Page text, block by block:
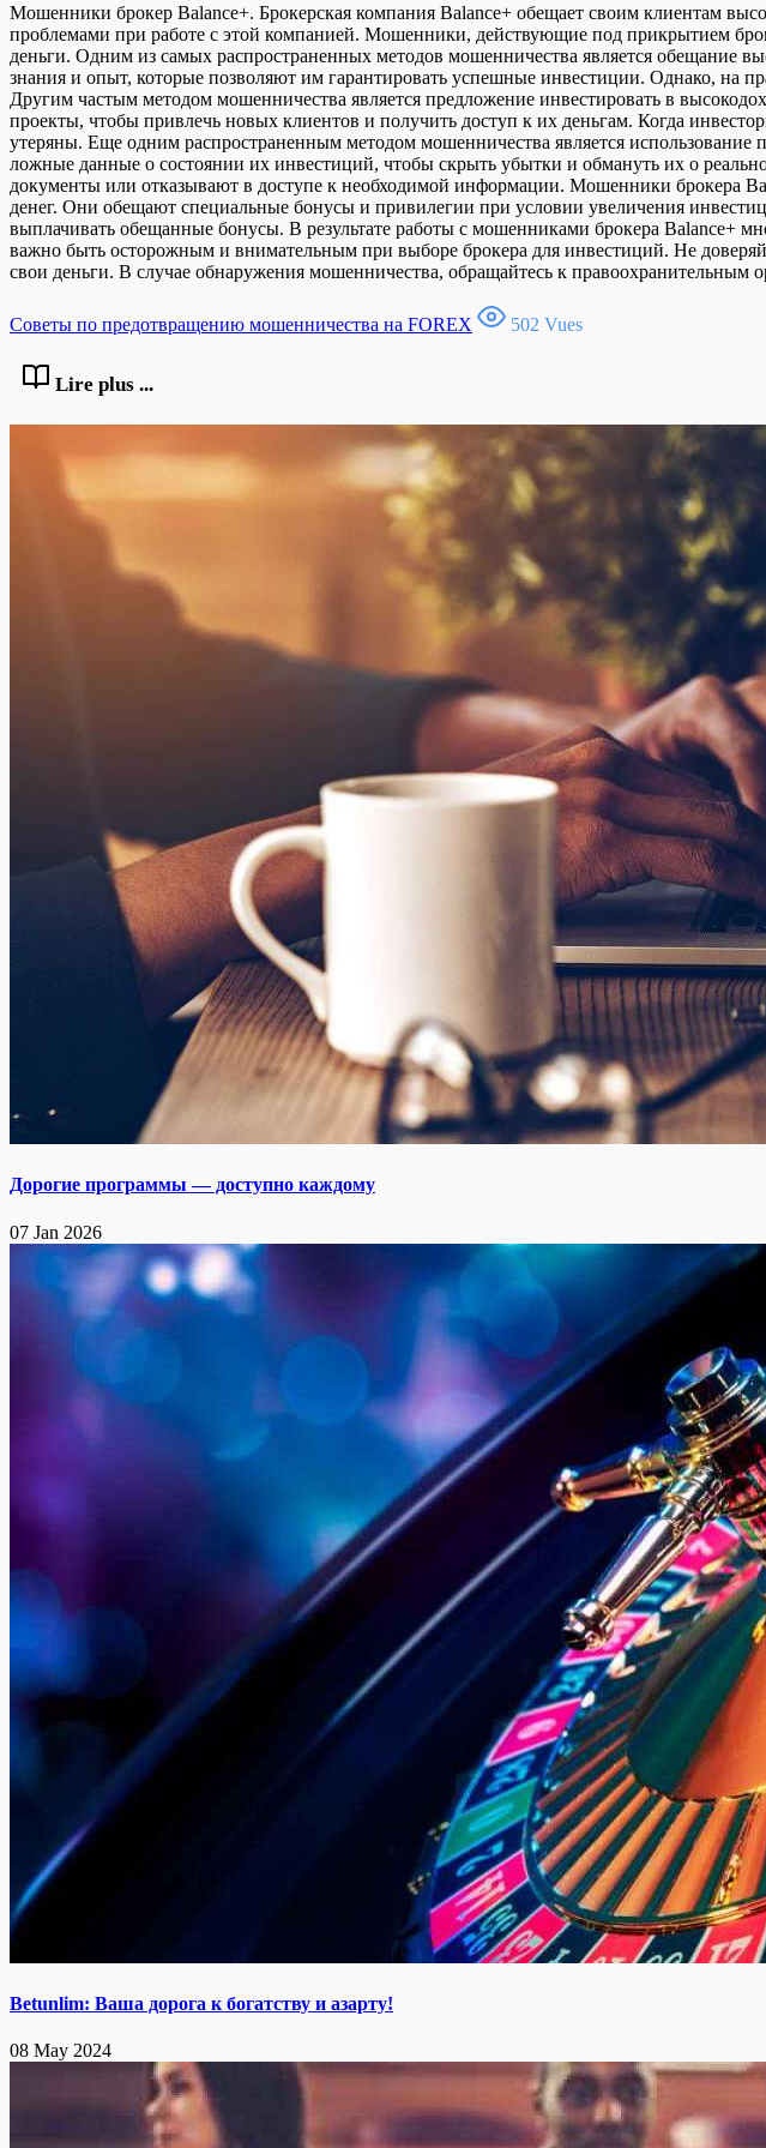
Мошенники брокер Balance+. Брокерская компания Balance+ обещает своим клиентам
проблемами при работе с этой компанией. Мошенники, действующие под прикрытием
деньги. Одним из самых распространенных методов мошенничества является
знания и опыт, которые позволяют им гарантировать успешные инвестиции. Однако, на
Другим частым методом мошенничества является предложение инвестировать в
проекты, чтобы привлечь новых клиентов и получить доступ к их деньгам. Когда
утеряны. Еще одним распространенным методом мошенничества является
ложные данные о состоянии их инвестиций, чтобы скрыть убытки и обмануть их о
документы или отказывают в доступе к необходимой информации. Мошенники брокера
денег. Они обещают специальные бонусы и привилегии при условии увеличения
выплачивать обещанные бонусы. В результате работы с мошенниками брокера Balance+
важно быть осторожным и внимательным при выборе брокера для инвестиций. Не
свои деньги. В случае обнаружения мошенничества, обращайтесь к правоохранительным
Советы по предотвращению мошенничества на FOREX 502 Vues
Lire plus ...
Дорогие программы — доступно каждому
07 Jan 2026
Betunlim: Ваша дорога к богатству и азарту!
08 May 2024